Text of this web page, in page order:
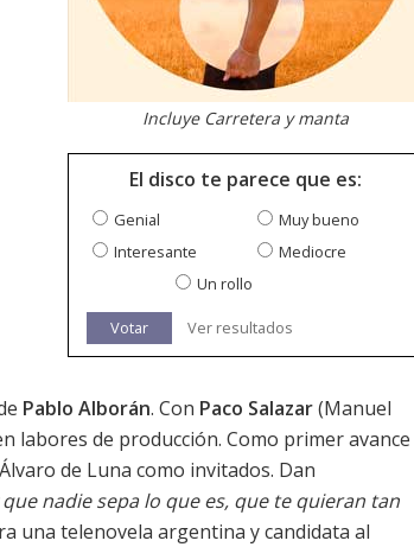
Incluye Carretera y manta
El disco te parece que es:
Genial
Muy bueno
Interesante
Mediocre
Un rollo
Votar Ver resultados
Pablo Alborán. Con Paco Salazar(Manuel
labores de producción. Como primer avance
de Luna como invitados. Dan
nadie sepa lo que es, que te quieran tan
una telenovela argentina ycandidata al